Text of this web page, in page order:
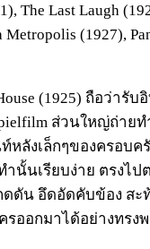
The Last Laugh
Metropolis (1927),
(1925) ถือว่ารับ
ส่วนใหญ่ถ่าย
หลังเล็กๆของครอบค
นั้นเรียบง่าย ตรงไป
ดดัน อึดอัดคับข้อง สะ
ออกมาได้อย่างทรงพ